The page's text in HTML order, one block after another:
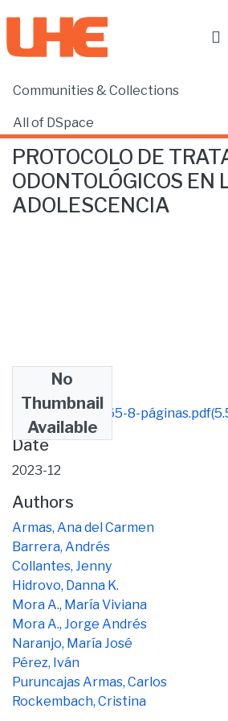
Communities & Collections
All of DSpace
Statistics
Home
PROTOCOLO DE
ODONTOLÓGICOS EN
ADOLESCENCIA
No
Thumbnail
Available
978-9942-33-765-8-páginas.pdf
Date
2023-12
Authors
Armas, Ana del Carmen
Barrera, Andrés
Collantes, Jenny
Hidrovo, Danna K.
Mora A., María Viviana
Mora A., Jorge Andrés
Naranjo, María José
Pérez, Iván
Puruncajas Armas, Carlos
Rockembach, Cristina